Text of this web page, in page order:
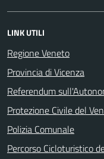
LINK UTILI
Regione Veneto
Provincia di Vicenza
Referendum
Protezione Civile del
Polizia Comunale
Percorso Cicloturistico